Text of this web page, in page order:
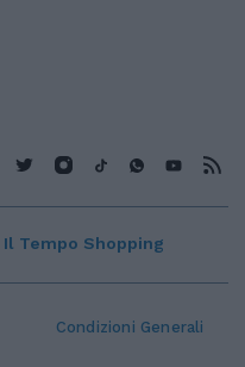
Condizioni Generali
Il Tempo Shopping